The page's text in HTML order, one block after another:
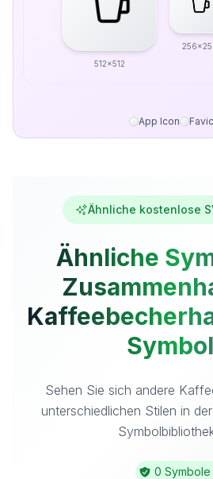
512x512
App Icon
Ähnliche kostenlose
Ähnliche
Sehen Sie sich andere
unterschiedlichen Stilen in
0 Symbole